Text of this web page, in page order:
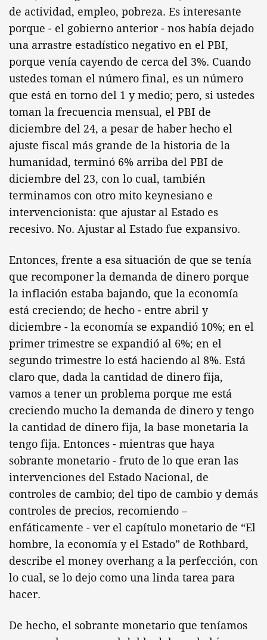
de actividad, empleo, pobreza. Es interesante
porque - el gobierno anterior - nos había dejado
una arrastre estadístico negativo en el PBI,
porque venía cayendo de cerca del 3%. Cuando
ustedes toman el número final, es un número
que está en torno del 1 y medio; pero, si ustedes
toman la frecuencia mensual, el PBI de
diciembre del 24, a pesar de haber hecho el
ajuste fiscal más grande de la historia de la
humanidad, terminó 6% arriba del PBI de
diciembre del 23, con lo cual, también
terminamos con otro mito keynesiano e
intervencionista: que ajustar al Estado es
recesivo. No. Ajustar al Estado fue expansivo.
Entonces, frente a esa situación de que se tenía
que recomponer la demanda de dinero porque
la inflación estaba bajando, que la economía
está creciendo; de hecho - entre abril y
diciembre - la economía se expandió 10%; en el
primer trimestre se expandió al 6%; en el
segundo trimestre lo está haciendo al 8%. Está
claro que, dada la cantidad de dinero fija,
vamos a tener un problema porque me está
creciendo mucho la demanda de dinero y tengo
la cantidad de dinero fija, la base monetaria la
tengo fija. Entonces - mientras que haya
sobrante monetario - fruto de lo que eran las
intervenciones del Estado Nacional, de
controles de cambio; del tipo de cambio y demás
controles de precios, recomiendo –
enfáticamente - ver el capítulo monetario de “El
hombre, la economía y el Estado” de Rothbard,
describe el money overhang a la perfección, con
lo cual, se lo dejo como una linda tarea para
hacer.
De hecho, el sobrante monetario que teníamos